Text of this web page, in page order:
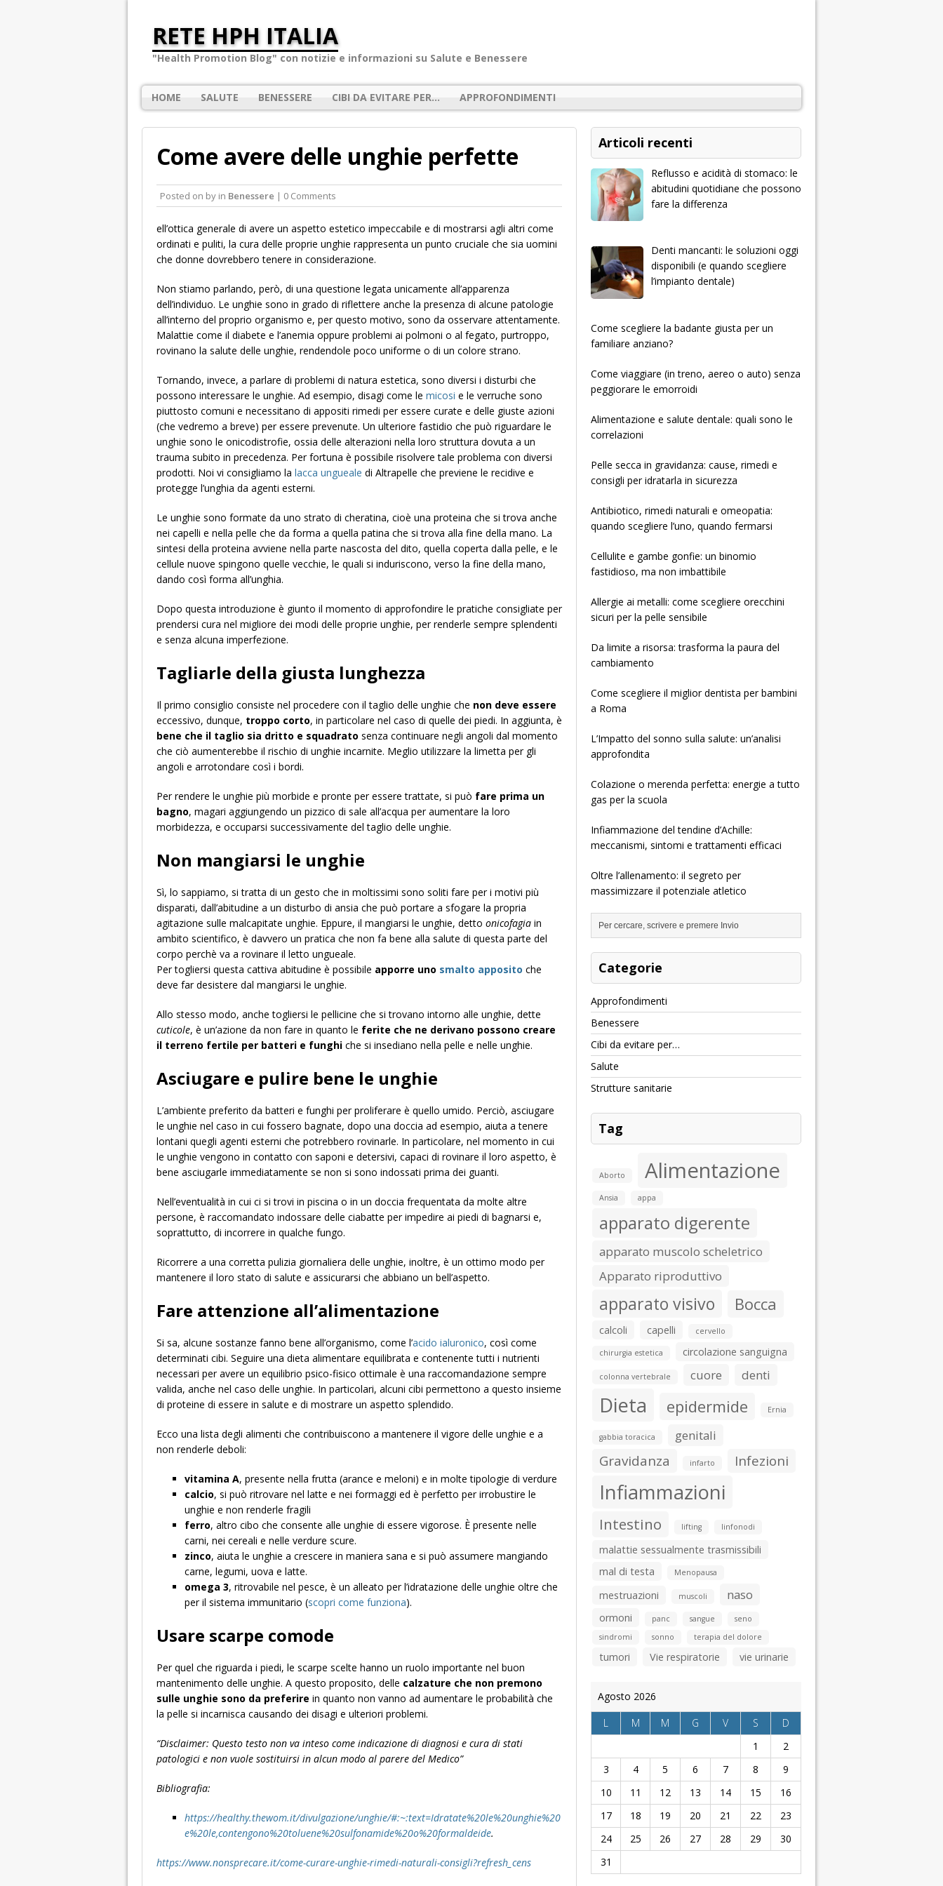
RETE HPH ITALIA
"Health Promotion Blog" con notizie e informazioni su Salute e Benessere
HOME SALUTE BENESSERE CIBI DA EVITARE PER… APPROFONDIMENTI
Come avere delle unghie perfette
Posted on by in Benessere | 0 Comments
ell’ottica generale di avere un aspetto estetico impeccabile e di mostrarsi agli altri come
ordinati e puliti, la cura delle proprie unghie rappresenta un punto cruciale che sia uomini
che donne dovrebbero tenere in considerazione.
Non stiamo parlando, però, di una questione legata unicamente all’apparenza
dell’individuo. Le unghie sono in grado di riflettere anche la presenza di alcune patologie
all’interno del proprio organismo e, per questo motivo, sono da osservare attentamente.
Malattie come il diabete e l’anemia oppure problemi ai polmoni o al fegato, purtroppo,
rovinano la salute delle unghie, rendendole poco uniforme o di un colore strano.
Tornando, invece, a parlare di problemi di natura estetica, sono diversi i disturbi che
possono interessare le unghie. Ad esempio, disagi come le micosi e le verruche sono
piuttosto comuni e necessitano di appositi rimedi per essere curate e delle giuste azioni
(che vedremo a breve) per essere prevenute. Un ulteriore fastidio che può riguardare le
unghie sono le onicodistrofie, ossia delle alterazioni nella loro struttura dovuta a un
trauma subito in precedenza. Per fortuna è possibile risolvere tale problema con diversi
prodotti. Noi vi consigliamo la lacca ungueale di Altrapelle che previene le recidive e
protegge l’unghia da agenti esterni.
Le unghie sono formate da uno strato di cheratina, cioè una proteina che si trova anche
nei capelli e nella pelle che da forma a quella patina che si trova alla fine della mano. La
sintesi della proteina avviene nella parte nascosta del dito, quella coperta dalla pelle, e le
cellule nuove spingono quelle vecchie, le quali si induriscono, verso la fine della mano,
dando così forma all’unghia.
Dopo questa introduzione è giunto il momento di approfondire le pratiche consigliate per
prendersi cura nel migliore dei modi delle proprie unghie, per renderle sempre splendenti
e senza alcuna imperfezione.
Tagliarle della giusta lunghezza
Il primo consiglio consiste nel procedere con il taglio delle unghie che non deve essere
eccessivo, dunque, troppo corto, in particolare nel caso di quelle dei piedi. In aggiunta, è
bene che il taglio sia dritto e squadrato senza continuare negli angoli dal momento
che ciò aumenterebbe il rischio di unghie incarnite. Meglio utilizzare la limetta per gli
angoli e arrotondare così i bordi.
Per rendere le unghie più morbide e pronte per essere trattate, si può fare prima un
bagno, magari aggiungendo un pizzico di sale all’acqua per aumentare la loro
morbidezza, e occuparsi successivamente del taglio delle unghie.
Non mangiarsi le unghie
Sì, lo sappiamo, si tratta di un gesto che in moltissimi sono soliti fare per i motivi più
disparati, dall’abitudine a un disturbo di ansia che può portare a sfogare la propria
agitazione sulle malcapitate unghie. Eppure, il mangiarsi le unghie, detto onicofagia in
ambito scientifico, è davvero un pratica che non fa bene alla salute di questa parte del
corpo perchè va a rovinare il letto ungueale.
Per togliersi questa cattiva abitudine è possibile apporre uno smalto apposito che
deve far desistere dal mangiarsi le unghie.
Allo stesso modo, anche togliersi le pellicine che si trovano intorno alle unghie, dette
cuticole, è un’azione da non fare in quanto le ferite che ne derivano possono creare
il terreno fertile per batteri e funghi che si insediano nella pelle e nelle unghie.
Asciugare e pulire bene le unghie
L’ambiente preferito da batteri e funghi per proliferare è quello umido. Perciò, asciugare
le unghie nel caso in cui fossero bagnate, dopo una doccia ad esempio, aiuta a tenere
lontani quegli agenti esterni che potrebbero rovinarle. In particolare, nel momento in cui
le unghie vengono in contatto con saponi e detersivi, capaci di rovinare il loro aspetto, è
bene asciugarle immediatamente se non si sono indossati prima dei guanti.
Nell’eventualità in cui ci si trovi in piscina o in un doccia frequentata da molte altre
persone, è raccomandato indossare delle ciabatte per impedire ai piedi di bagnarsi e,
soprattutto, di incorrere in qualche fungo.
Ricorrere a una corretta pulizia giornaliera delle unghie, inoltre, è un ottimo modo per
mantenere il loro stato di salute e assicurarsi che abbiano un bell’aspetto.
Fare attenzione all’alimentazione
Si sa, alcune sostanze fanno bene all’organismo, come l’acido ialuronico, così come
determinati cibi. Seguire una dieta alimentare equilibrata e contenente tutti i nutrienti
necessari per avere un equilibrio psico-fisico ottimale è una raccomandazione sempre
valida, anche nel caso delle unghie. In particolari, alcuni cibi permettono a questo insieme
di proteine di essere in salute e di mostrare un aspetto splendido.
Ecco una lista degli alimenti che contribuiscono a mantenere il vigore delle unghie e a
non renderle deboli:
vitamina A, presente nella frutta (arance e meloni) e in molte tipologie di verdure
calcio, si può ritrovare nel latte e nei formaggi ed è perfetto per irrobustire le
unghie e non renderle fragili
ferro, altro cibo che consente alle unghie di essere vigorose. È presente nelle
carni, nei cereali e nelle verdure scure.
zinco, aiuta le unghie a crescere in maniera sana e si può assumere mangiando
carne, legumi, uova e latte.
omega 3, ritrovabile nel pesce, è un alleato per l’idratazione delle unghie oltre che
per il sistema immunitario (scopri come funziona).
Usare scarpe comode
Per quel che riguarda i piedi, le scarpe scelte hanno un ruolo importante nel buon
mantenimento delle unghie. A questo proposito, delle calzature che non premono
sulle unghie sono da preferire in quanto non vanno ad aumentare le probabilità che
la pelle si incarnisca causando dei disagi e ulteriori problemi.
“Disclaimer: Questo testo non va inteso come indicazione di diagnosi e cura di stati
patologici e non vuole sostituirsi in alcun modo al parere del Medico”
Bibliografia:
https://healthy.thewom.it/divulgazione/unghie/#:~:text=Idratate%20le%20unghie%20
e%20le,contengono%20toluene%20sulfonamide%20o%20formaldeide.
https://www.nonsprecare.it/come-curare-unghie-rimedi-naturali-consigli?refresh_cens
Articoli recenti
Reflusso e acidità di stomaco: le
abitudini quotidiane che possono
fare la differenza
Denti mancanti: le soluzioni oggi
disponibili (e quando scegliere
l’impianto dentale)
­­­­­Come scegliere la badante giusta per un
familiare anziano?
Come viaggiare (in treno, aereo o auto) senza
peggiorare le emorroidi
Alimentazione e salute dentale: quali sono le
correlazioni
Pelle secca in gravidanza: cause, rimedi e
consigli per idratarla in sicurezza
Antibiotico, rimedi naturali e omeopatia:
quando scegliere l’uno, quando fermarsi
Cellulite e gambe gonfie: un binomio
fastidioso, ma non imbattibile
Allergie ai metalli: come scegliere orecchini
sicuri per la pelle sensibile
Da limite a risorsa: trasforma la paura del
cambiamento
Come scegliere il miglior dentista per bambini
a Roma
L’Impatto del sonno sulla salute: un’analisi
approfondita
Colazione o merenda perfetta: energie a tutto
gas per la scuola
Infiammazione del tendine d’Achille:
meccanismi, sintomi e trattamenti efficaci
Oltre l’allenamento: il segreto per
massimizzare il potenziale atletico
Categorie
Approfondimenti
Benessere
Cibi da evitare per…
Salute
Strutture sanitarie
Tag
Aborto Alimentazione
Ansia appa
apparato digerente
apparato muscolo scheletrico
Apparato riproduttivo
apparato visivo Bocca
calcoli capelli cervello
chirurgia estetica circolazione sanguigna
colonna vertebrale cuore denti
Dieta epidermide Ernia
gabbia toracica genitali
Gravidanza infarto Infezioni
Infiammazioni
Intestino lifting linfonodi
malattie sessualmente trasmissibili
mal di testa
Menopausa
mestruazioni muscoli naso
ormoni panc sangue
seno
sindromi
sonno terapia del dolore
tumori Vie respiratorie vie urinarie
Agosto 2026
L
M M G V S
D
1
2
3
4 5 6 7 8
9
10
11 12 13 14 15
16
17
18 19 20 21 22
23
24
25 26 27 28 29
30
31